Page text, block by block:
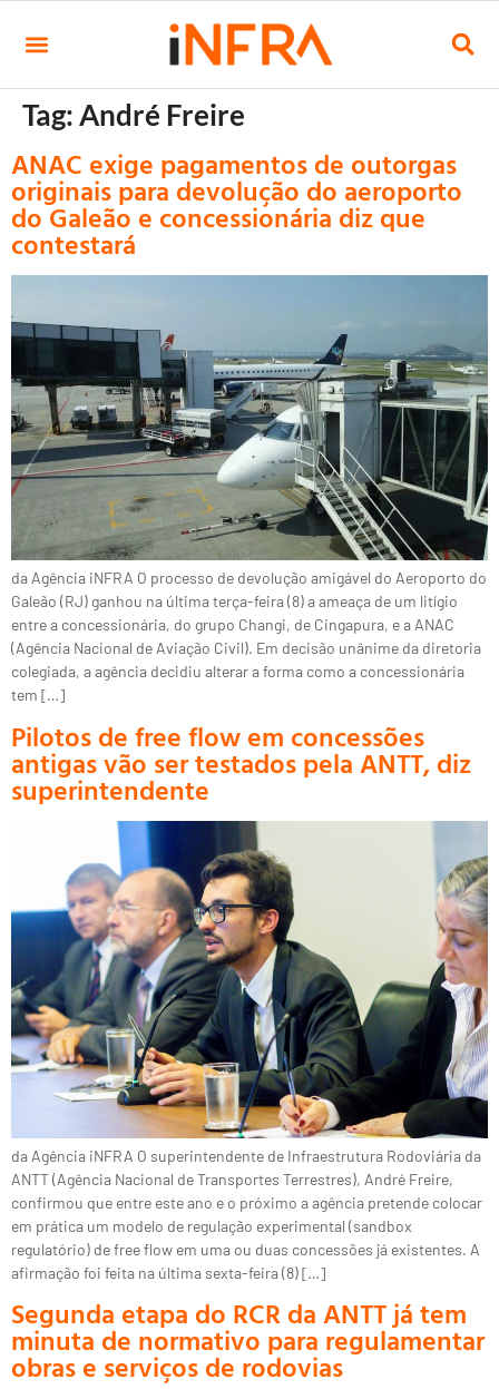
Tag:André Freire
ANAC exige pagamentos de outorgas
originais para devolução do aeroporto
do Galeão e concessionária diz que
contestará
da Agência iNFRA O processo de devolução amigável do Aeroporto do
Galeão (RJ) ganhou na última terça-feira (8) a ameaça de um litígio
entre a concessionária, do grupo Changi, de Cingapura, e a ANAC
(Agência Nacional de Aviação Civil). Em decisão unânime da diretoria
colegiada, a agência decidiu alterar a forma como a concessionária
tem […]
Pilotos de free flow em concessões
antigas vão ser testados pela ANTT, diz
superintendente
da Agência iNFRA O superintendente de Infraestrutura Rodoviária da
ANTT (Agência Nacional de Transportes Terrestres), André Freire,
confirmou que entre este ano e o próximo a agência pretende colocar
em prática um modelo de regulação experimental (sandbox
regulatório) de free flow em uma ou duas concessões já existentes. A
afirmação foi feita na última sexta-feira (8) […]
Segunda etapa do RCR da ANTT já tem
minuta de normativo para regulamentar
obras e serviços de rodovias